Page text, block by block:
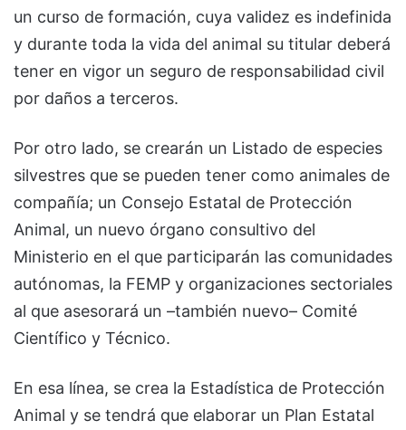
un curso de formación, cuya validez es indefinida
y durante toda la vida del animal su titular deberá
tener en vigor un seguro de responsabilidad civil
por daños a terceros.
Por otro lado, se crearán un Listado de especies
silvestres que se pueden tener como animales de
compañía; un Consejo Estatal de Protección
Animal, un nuevo órgano consultivo del
Ministerio en el que participarán las comunidades
autónomas, la FEMP y organizaciones sectoriales
al que asesorará un –también nuevo– Comité
Científico y Técnico.
En esa línea, se crea la Estadística de Protección
Animal y se tendrá que elaborar un Plan Estatal